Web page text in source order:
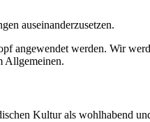
auseinanderzusetzen.
werden. Wir
Allgemeinen.
Kultur als wohlhabend